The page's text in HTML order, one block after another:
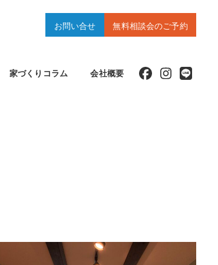
お問い合せ 無料相談会のご予約
家づくりコラム 会社概要